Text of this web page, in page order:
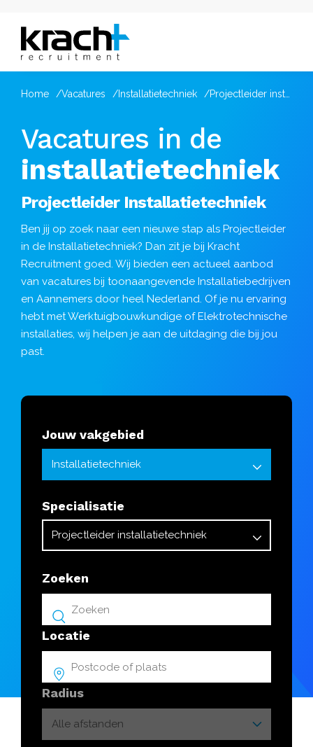
Home Vacatures Installatietechniek
Vacatures in de
installatietechniek
Projectleider Installatietechniek
Ben jij op zoek naar een nieuwe stap als Projectleider
in de Installatietechniek? Dan zit je bij Kracht
Recruitment goed. Wij bieden een actueel aanbod
van vacatures bij toonaangevende Installatiebedrijven
en Aannemers door heel Nederland. Of je nu ervaring
hebt met Werktuigbouwkundige of Elektrotechnische
installaties, wij helpen je aan de uitdaging die bij jou
past.
Jouw vakgebied
Specialisatie
Zoeken
Locatie
Radius